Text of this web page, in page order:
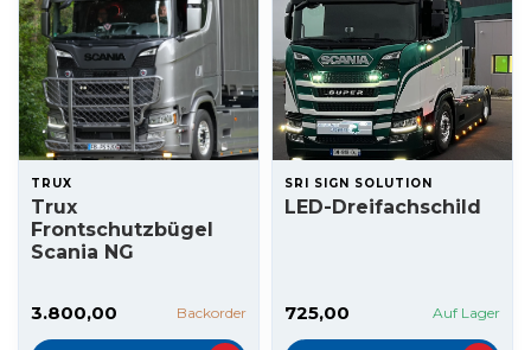
TRUX
Trux
Frontschutzbügel
Scania NG
3.800,00 Backorder
SRI SIGN SOLUTION
LED-Dreifachschild
725,00 Auf Lager